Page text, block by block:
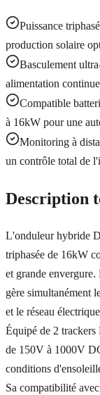
Puissance
production solaire
Basculement
alimentation
Compatible
à 16kW pour une
Monitoring à
un contrôle total de
Description
L'onduleur hybride
triphasée de 16kW
et grande
gère simultanément
et le réseau
Équipé de 2 trackers
de 150V à 1000V
conditions
Sa compatibilité